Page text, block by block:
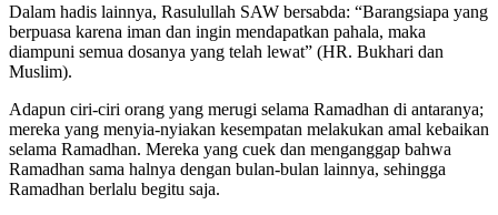
Dalam hadis lainnya, Rasulullah SAW bersabda: “Barangsiapa yang
berpuasa karena iman dan ingin mendapatkan pahala, maka
diampuni semua dosanya yang telah lewat” (HR. Bukhari dan
Muslim).
Adapun ciri-ciri orang yang merugi selama Ramadhan di antaranya;
mereka yang menyia-nyiakan kesempatan melakukan amal kebaikan
selama Ramadhan. Mereka yang cuek dan menganggap bahwa
Ramadhan sama halnya dengan bulan-bulan lainnya, sehingga
Ramadhan berlalu begitu saja.